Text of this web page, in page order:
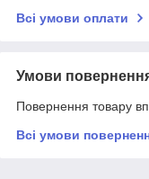
Всі умови оплати
Умови
Повернення товару
Всі умови